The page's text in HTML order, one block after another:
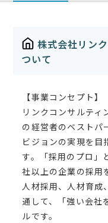
株式会社リン
ついて
【事業コンセプト】
リンクコンサルティ
の経営者のベストパ
ビジョンの実現を目
す。「採用のプロ」
社以上の企業の採用
人材採用、人材育成
通して、「強い会社
ルです。